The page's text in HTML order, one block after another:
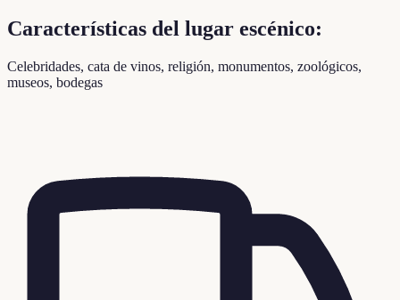
Características del lugar escénico:
Celebridades, cata de vinos, religión, monumentos, zoológicos,
museos, bodegas